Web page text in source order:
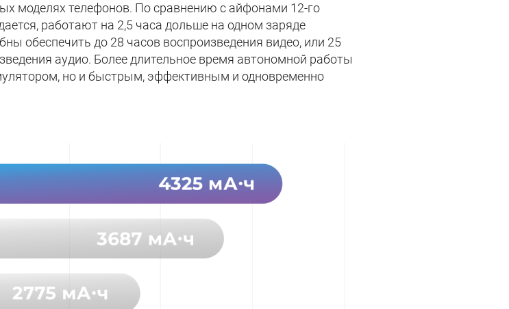
моделях телефонов. По сравнению с айфонами 12-го
работают на 2,5 часа дольше на одном заряде
обеспечить до 28 часов воспроизведения видео, или 25
аудио. Более длительное время автономной работы
но и быстрым, эффективным и одновременно